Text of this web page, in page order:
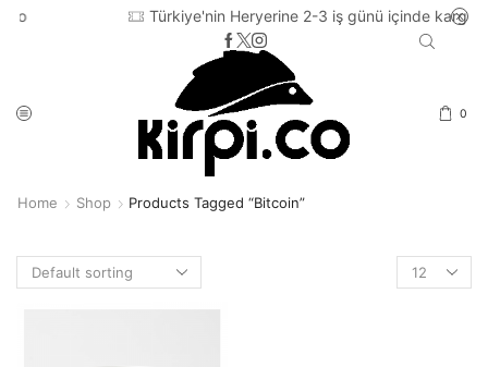
Türkiye'nin Heryerine 2-3 iş günü içinde kargo
0
Home Shop Products Tagged “bitcoin”
Products
per